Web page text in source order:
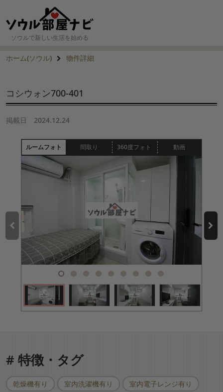
ソウルで新しい生活を始める
ホーム(ソウル) 物件詳細
コシウォン700-401
掲載日 2024.12.24
ルームフォト 間取り 360度フォト 動画
# 特徴・タグ
乾燥機有り 室内洗濯機有り 室内電子レンジ有り